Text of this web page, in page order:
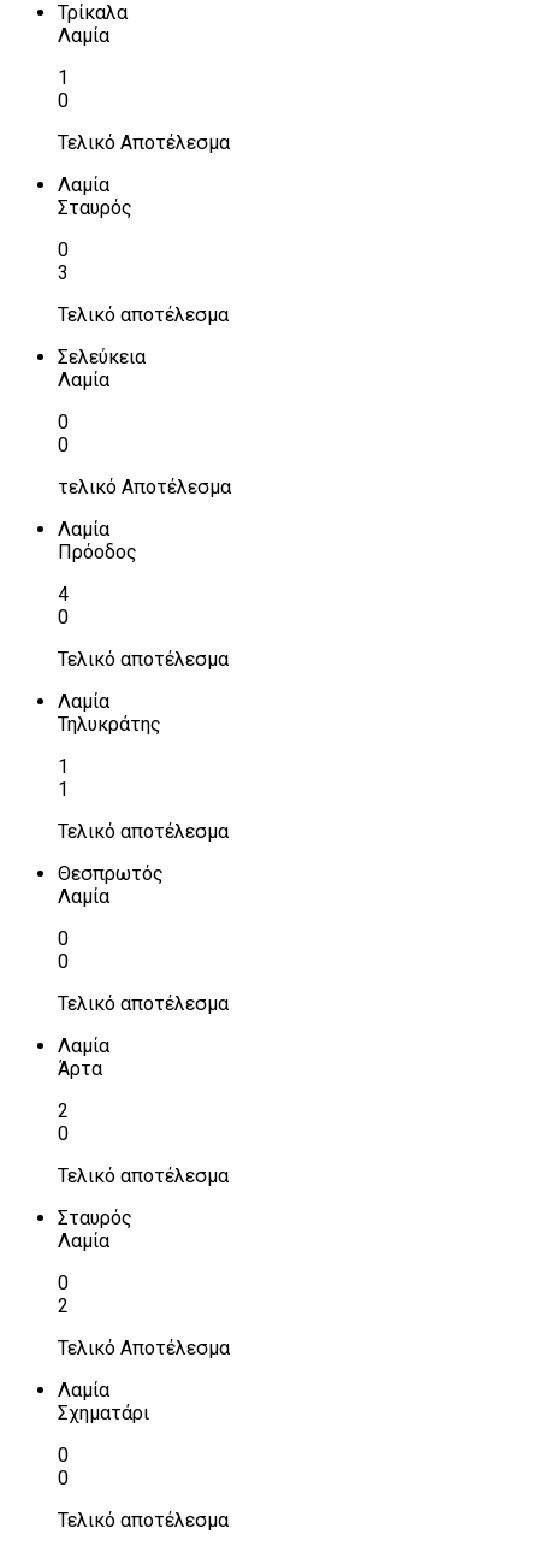
Τρίκαλα
Λαμία
1
0
Τελικό Αποτέλεσμα
Λαμία
Σταυρός
0
3
Τελικό αποτέλεσμα
Σελεύκεια
Λαμία
0
0
τελικό Αποτέλεσμα
Λαμία
Πρόοδος
4
0
Τελικό αποτέλεσμα
Λαμία
Τηλυκράτης
1
1
Τελικό αποτέλεσμα
Θεσπρωτός
Λαμία
0
0
Τελικό αποτέλεσμα
Λαμία
Άρτα
2
0
Τελικό αποτέλεσμα
Σταυρός
Λαμία
0
2
Τελικό Αποτέλεσμα
Λαμία
Σχηματάρι
0
0
Τελικό αποτέλεσμα